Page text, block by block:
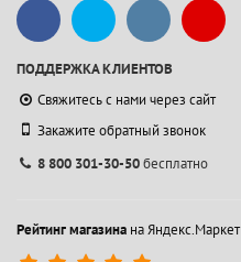
ПОДДЕРЖКА КЛИЕНТОВ
Свяжитесь с нами через сайт
Закажите обратный звонок
8 800 301-30-50бесплатно
Рейтинг магазина на Яндекс.Маркет